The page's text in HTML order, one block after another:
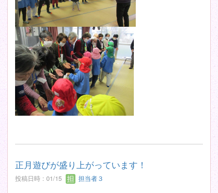
正月遊びが盛り上がっています！
投稿日時 : 01/15 担当者３